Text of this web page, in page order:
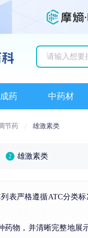
药 中药材
节药 雄激素类
2 雄激素类
表严格遵循ATC分类
药物，并清晰完整地